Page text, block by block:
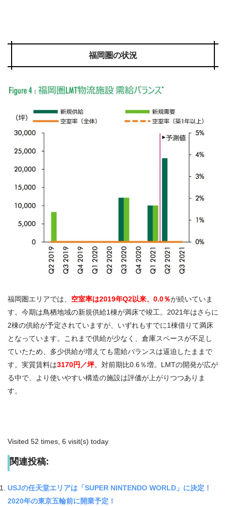
福岡圏の状況
福岡圏エリアでは、 空室率は2019年Q2以来、0.0％が続いていま
す。今期は鳥栖地域の新規供給1棟が満床で竣工。2021年はさらに
2棟の供給が予定されていますが、いずれもすでに1棟借りて満床
となっています。これまで供給が少なく、倉庫スペースが不足し
ていたため、多少供給が増えても需給バランスは逼迫したままで
す。実質賃料は3170円／坪。対前期比0.6％増。LMTの開発が広が
る中で、より使いやすい構造の施設は評価が上がりつつありま
す。
Visited 52 times, 6 visit(s) today
関連投稿:
USJの任天堂エリアは「SUPER NINTENDO WORLD」に決定！
2020年の東京五輪前に開業予定！